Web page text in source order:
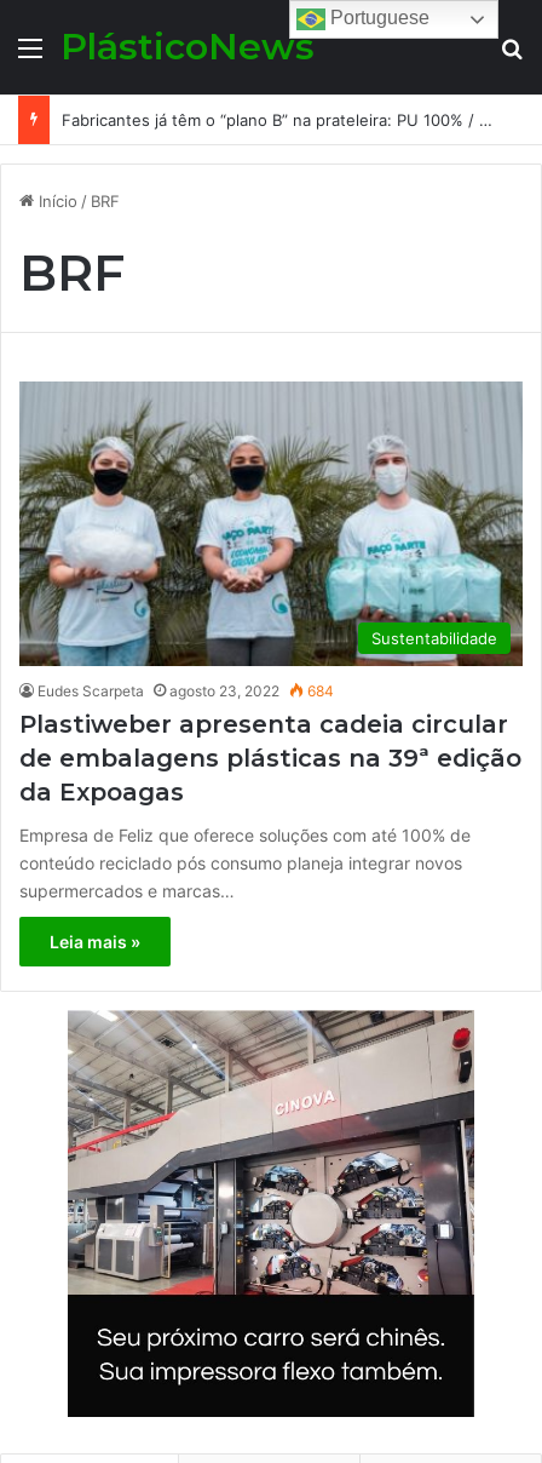
MenuPlásticoNews
Fabricantes já têm o “plano B” na prateleira: PU 100% / NC-free existe, mas ainda é pouco usado: a hora é transformar isso em projeto de resiliência
Início / BRF
BRF
Sustentabilidade
Eudes Scarpeta agosto 23, 2022 684
Plastiweber apresenta cadeia circular
de embalagens plásticas na 39ª edição
da Expoagas
Empresa de Feliz que oferece soluções com até 100% de
conteúdo reciclado pós consumo planeja integrar novos
supermercados e marcas…
Leia mais »
Portuguese